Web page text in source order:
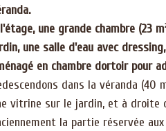
une grande chambre (23
une salle d'eau avec
en chambre dortoir pour
dans la véranda (40
vitrine sur le jardin, et à droite
la partie réservée